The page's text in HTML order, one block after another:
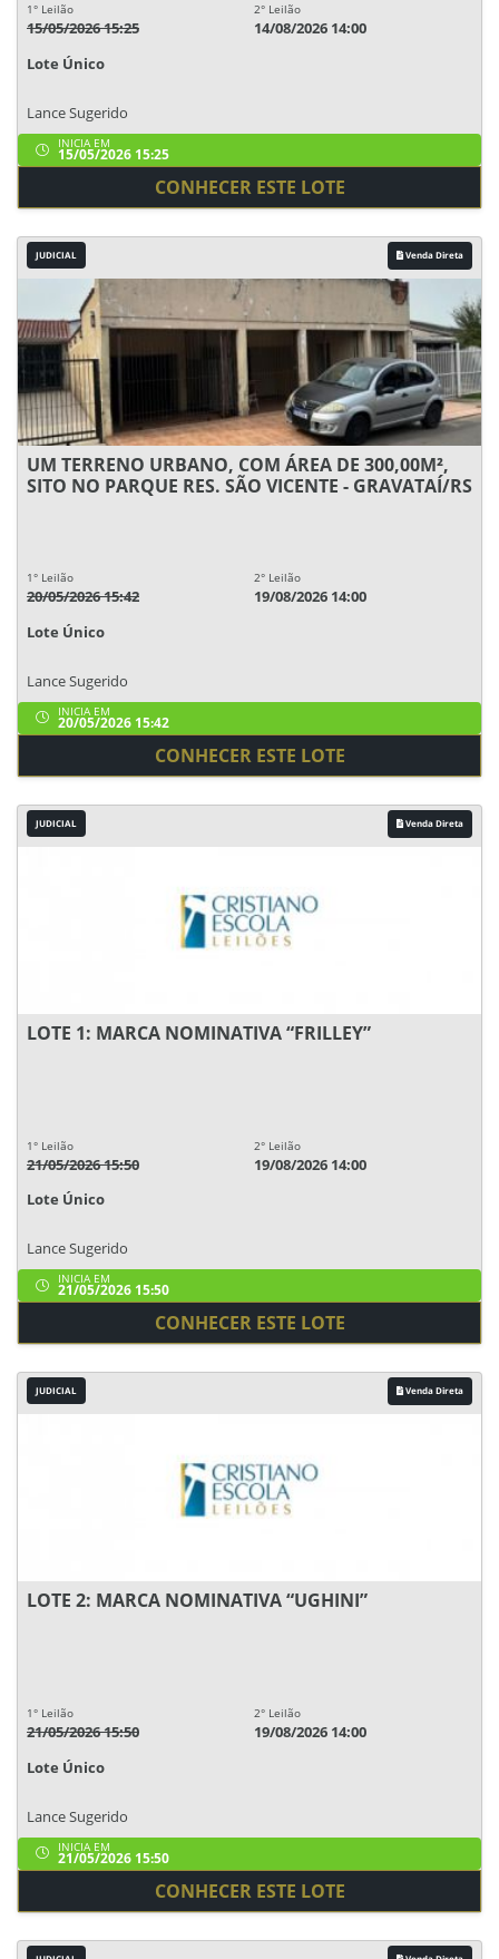
1° Leilão
15/05/2026 15:25
2° Leilão
14/08/2026 14:00
Lote Único
Lance Sugerido
INICIA EM
15/05/2026 15:25
CONHECER ESTE LOTE
JUDICIAL Venda Direta
UM TERRENO URBANO, COM ÁREA DE 300,00M²,
SITO NO PARQUE RES. SÃO VICENTE - GRAVATAÍ/RS
1° Leilão
20/05/2026 15:42
2° Leilão
19/08/2026 14:00
Lote Único
Lance Sugerido
INICIA EM
20/05/2026 15:42
CONHECER ESTE LOTE
JUDICIAL Venda Direta
LOTE 1: MARCA NOMINATIVA “FRILLEY”
1° Leilão
21/05/2026 15:50
2° Leilão
19/08/2026 14:00
Lote Único
Lance Sugerido
INICIA EM
21/05/2026 15:50
CONHECER ESTE LOTE
JUDICIAL Venda Direta
LOTE 2: MARCA NOMINATIVA “UGHINI”
1° Leilão
21/05/2026 15:50
2° Leilão
19/08/2026 14:00
Lote Único
Lance Sugerido
INICIA EM
21/05/2026 15:50
CONHECER ESTE LOTE